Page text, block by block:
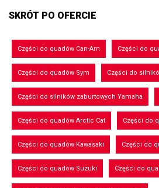
SKRÓT PO OFERCIE
Części do quadów Can-Am Części do
Części do quadów Sym Części do
Części do silników zaburtowych Yamaha
Części do quadów Arctic Cat Części do
Części do quadów Kawasaki Części do
Części do quadów Suzuki Części do